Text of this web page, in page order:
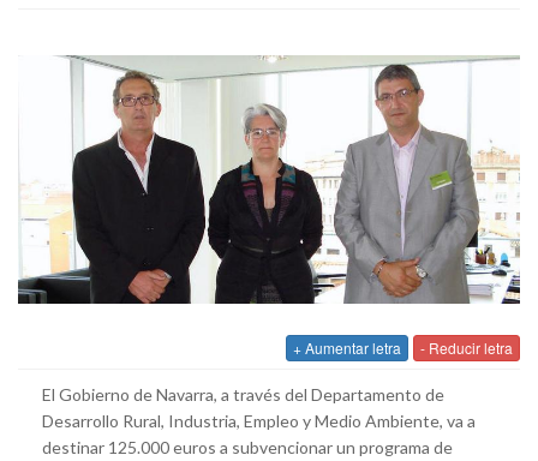
+ Aumentar letra - Reducir letra
El Gobierno de Navarra, a través del Departamento de
Desarrollo Rural, Industria, Empleo y Medio Ambiente, va a
destinar 125.000 euros a subvencionar un programa de